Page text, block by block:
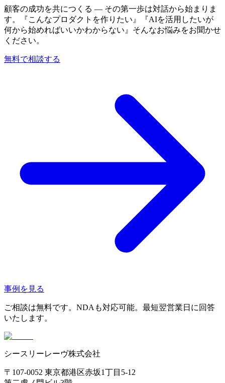
顧客の成功を共につくる — その第一歩は対話から始まりま
す。『こんなプロダクトを作りたい』『AIを活用したいが
何から始めればいいかわからない』そんなお悩みをお聞かせ
ください。
無料で相談する
事例を見る
ご相談は無料です。NDAも対応可能。最短翌営業日に回答
いたします。
シースリーレーヴ株式会社
〒107-0052 東京都港区赤坂1丁目5-12